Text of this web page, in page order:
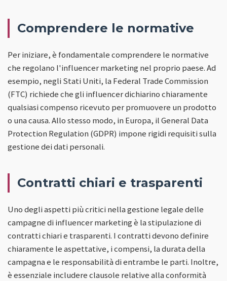
Comprendere le normative
Per iniziare, è fondamentale comprendere le normative
che regolano l'influencer marketing nel proprio paese. Ad
esempio, negli Stati Uniti, la Federal Trade Commission
(FTC) richiede che gli influencer dichiarino chiaramente
qualsiasi compenso ricevuto per promuovere un prodotto
o una causa. Allo stesso modo, in Europa, il General Data
Protection Regulation (GDPR) impone rigidi requisiti sulla
gestione dei dati personali.
Contratti chiari e trasparenti
Uno degli aspetti più critici nella gestione legale delle
campagne di influencer marketing è la stipulazione di
contratti chiari e trasparenti. I contratti devono definire
chiaramente le aspettative, i compensi, la durata della
campagna e le responsabilità di entrambe le parti. Inoltre,
è essenziale includere clausole relative alla conformità